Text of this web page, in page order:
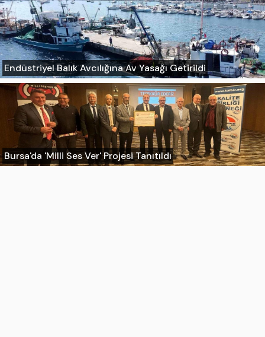
Endüstriyel Balık Avcılığına Av Yasağı Getirildi
Bursa'da 'Milli Ses Ver' Projesi Tanıtıldı